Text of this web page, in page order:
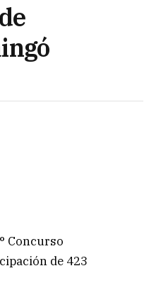
Concurso
de 423